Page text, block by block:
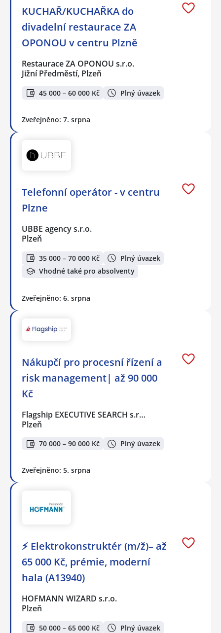
KUCHAŘ/KUCHAŘKA do
divadelní restaurace ZA
OPONOU v centru Plzně
Restaurace ZA OPONOU s.r.o.
Jižní Předměstí, Plzeň
45 000 – 60 000 Kč Plný úvazek
Zveřejněno: 7. srpna
Telefonní operátor - v centru
Plzne
UBBE agency s.r.o.
Plzeň
35 000 – 70 000 Kč
Plný úvazek
Vhodné také pro absolventy
Zveřejněno: 6. srpna
Nákupčí pro procesní řízení a
risk management| až 90 000
Kč
Flagship EXECUTIVE SEARCH s.r…
Plzeň
70 000 – 90 000 Kč Plný úvazek
Zveřejněno: 5. srpna
⚡ Elektrokonstruktér (m/ž)– až
65 000 Kč, prémie, moderní
hala (A13940)
HOFMANN WIZARD s.r.o.
Plzeň
50 000 – 65 000 Kč
Plný úvazek